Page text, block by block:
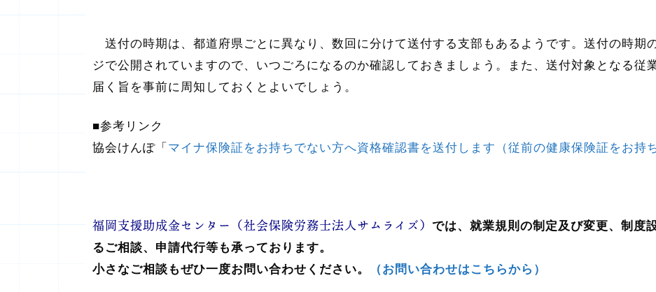
送付の時期は、都道府県ごとに異なり、数回に分けて送付する支部もあるようです。送付の時期
ジで公開されていますので、いつごろになるのか確認しておきましょう。また、送付対象となる従
届く旨を事前に周知しておくとよいでしょう。
■参考リンク
協会けんぽ「 マイナ保険証をお持ちでない方へ資格確認書を送付します（従前の健康保険証をお持
福岡支援助成金センター（社会保険労務士法人サムライズ） では、就業規則の制定及び変更、制度
るご相談、申請代行等も承っております。
小さなご相談もぜひ一度お問い合わせください。
（お問い合わせはこちらから）